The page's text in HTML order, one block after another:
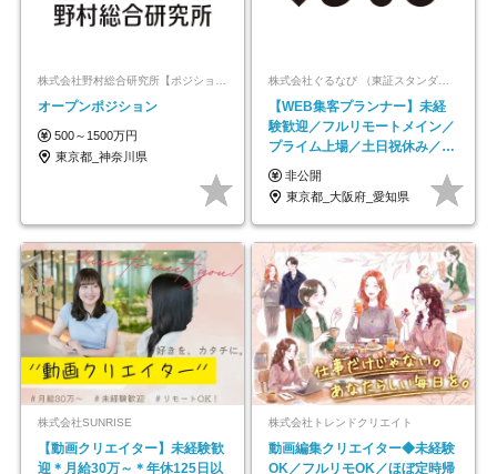
オープンポジション
500～1500万円
東京都_神奈川県
株式会社ぐるなび （東証スタンダード上場）
【WEB集客プランナー】未経
験歓迎／フルリモートメイン／
プライム上場／土日祝休み／東
京・大阪・名古屋
非公開
東京都_大阪府_愛知県
株式会社SUNRISE
【動画クリエイター】未経験歓
迎＊月給30万～＊年休125日以
株式会社トレンドクリエイト
動画編集クリエイター◆未経験
OK／フルリモOK／ほぼ定時帰